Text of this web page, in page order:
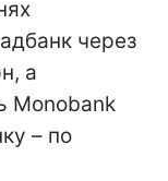
через
а
Monobank
– по